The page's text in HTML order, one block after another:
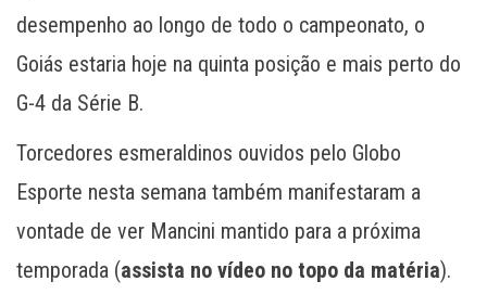
desempenho ao longo de todo o campeonato, o
Goiás estaria hoje na quinta posição e mais perto do
G-4 da Série B.
Torcedores esmeraldinos ouvidos pelo Globo
Esporte nesta semana também manifestaram a
vontade de ver Mancini mantido para a próxima
temporada (assista no vídeo no topo da matéria).